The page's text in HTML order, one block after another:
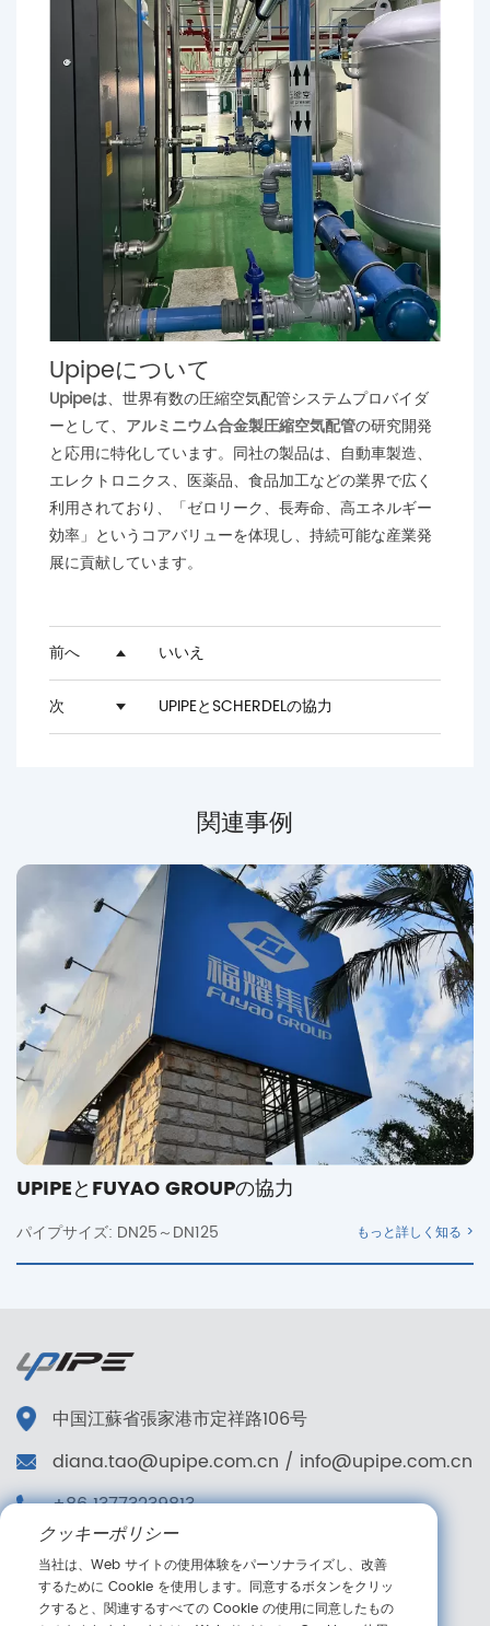
Upipeについて
Upipeは、世界有数の圧縮空気配管システムプロバイダ
ーとして、 アルミニウム合金製圧縮空気配管の研究開発
と応用に特化しています。同社の製品は、自動車製造、
エレクトロニクス、医薬品、食品加工などの業界で広く
利用されており、「ゼロリーク、長寿命、高エネルギー
効率」というコアバリューを体現し、持続可能な産業発
展に貢献しています。
前へ いいえ
次 UPIPEとSCHERDELの協力
関連事例
と詳しく知る >
UPIPEとSCHERDELの協力
パイプサイズ: もっ
中国江蘇省張家港市定祥路106号
diana.tao@upipe.com.cn / info@upipe.com.cn
+86 13773239813
+86 13773239813
私たちに従ってください
クッキーポリシー
当社は、Web サイトの使用体験をパーソナライズし、改善
するために Cookie を使用します。同意するボタンをクリッ
クすると、関連するすべての Cookie の使用に同意したもの